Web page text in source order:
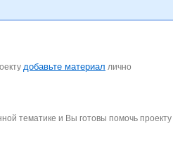
добавьте материал лично
тематике и Вы готовы помочь проекту